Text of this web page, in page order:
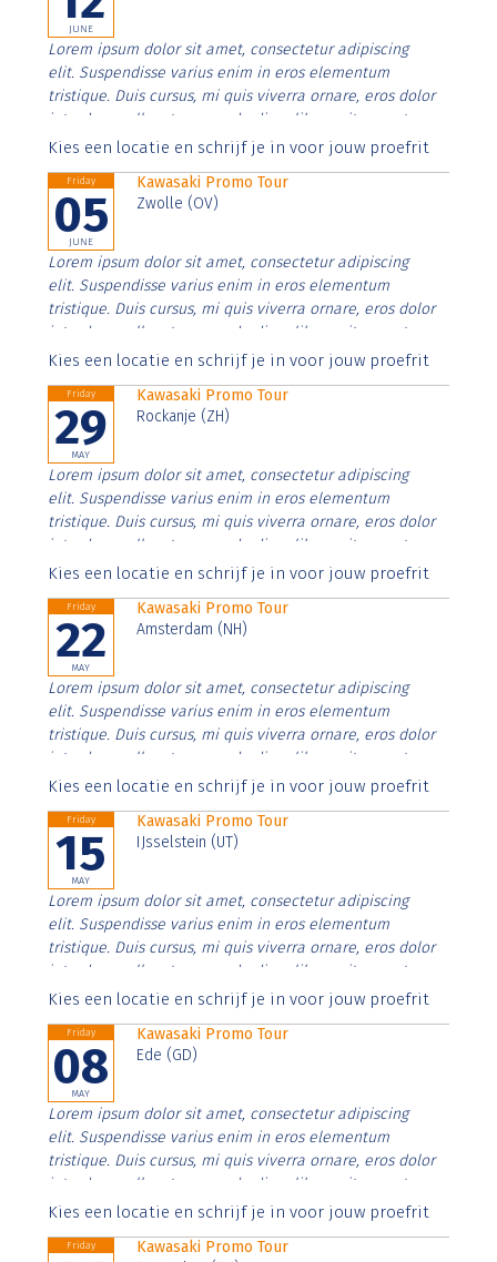
JUNE
Lorem ipsum dolor sit amet, consectetur adipiscing
elit. Suspendisse varius enim in eros elementum
tristique. Duis cursus, mi quis viverra ornare, eros dolor
interdum nulla, ut commodo diam libero vitae erat.
Aenean faucibus nibh et justo cursus id rutrum lorem
Kies een locatie en schrijf je in voor jouw proefrit
Friday
05
JUNE
Kawasaki Promo Tour
Zwolle (OV)
Lorem ipsum dolor sit amet, consectetur adipiscing
elit. Suspendisse varius enim in eros elementum
tristique. Duis cursus, mi quis viverra ornare, eros dolor
interdum nulla, ut commodo diam libero vitae erat.
Aenean faucibus nibh et justo cursus id rutrum lorem
Kies een locatie en schrijf je in voor jouw proefrit
Friday
29
MAY
Kawasaki Promo Tour
Rockanje (ZH)
Lorem ipsum dolor sit amet, consectetur adipiscing
elit. Suspendisse varius enim in eros elementum
tristique. Duis cursus, mi quis viverra ornare, eros dolor
interdum nulla, ut commodo diam libero vitae erat.
Aenean faucibus nibh et justo cursus id rutrum lorem
Kies een locatie en schrijf je in voor jouw proefrit
Friday
22
MAY
Kawasaki Promo Tour
Amsterdam (NH)
Lorem ipsum dolor sit amet, consectetur adipiscing
elit. Suspendisse varius enim in eros elementum
tristique. Duis cursus, mi quis viverra ornare, eros dolor
interdum nulla, ut commodo diam libero vitae erat.
Aenean faucibus nibh et justo cursus id rutrum lorem
Kies een locatie en schrijf je in voor jouw proefrit
Friday
15
MAY
Kawasaki Promo Tour
IJsselstein (UT)
Lorem ipsum dolor sit amet, consectetur adipiscing
elit. Suspendisse varius enim in eros elementum
tristique. Duis cursus, mi quis viverra ornare, eros dolor
interdum nulla, ut commodo diam libero vitae erat.
Aenean faucibus nibh et justo cursus id rutrum lorem
Kies een locatie en schrijf je in voor jouw proefrit
Friday
08
MAY
Kawasaki Promo Tour
Ede (GD)
Lorem ipsum dolor sit amet, consectetur adipiscing
elit. Suspendisse varius enim in eros elementum
tristique. Duis cursus, mi quis viverra ornare, eros dolor
interdum nulla, ut commodo diam libero vitae erat.
Aenean faucibus nibh et justo cursus id rutrum lorem
Kies een locatie en schrijf je in voor jouw proefrit
Friday
Kawasaki Promo Tour